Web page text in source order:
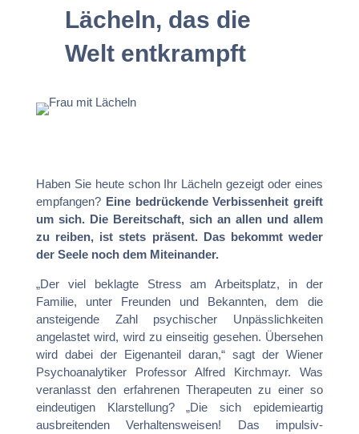
Lächeln, das die
Welt entkrampft
Haben Sie heute schon Ihr Lächeln gezeigt oder eines
empfangen? Eine bedrückende Verbissenheit greift
um sich. Die Bereitschaft, sich an allen und allem
zu reiben, ist stets präsent. Das bekommt weder
der Seele noch dem Miteinander.
„Der viel beklagte Stress am Arbeitsplatz, in der
Familie, unter Freunden und Bekannten, dem die
ansteigende Zahl psychischer Unpässlichkeiten
angelastet wird, wird zu einseitig gesehen. Übersehen
wird dabei der Eigenanteil daran,“ sagt der Wiener
Psychoanalytiker Professor Alfred Kirchmayr. Was
veranlasst den erfahrenen Therapeuten zu einer so
eindeutigen Klarstellung? „Die sich epidemieartig
ausbreitenden Verhaltensweisen! Das impulsiv-